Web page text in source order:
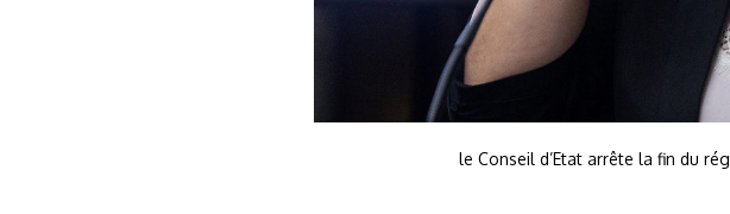
le Conseil d’Etat arrête la fin du